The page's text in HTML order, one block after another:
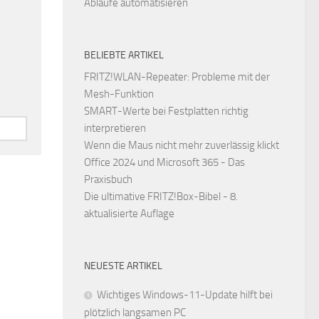
Abläufe automatisieren
BELIEBTE ARTIKEL
FRITZ!WLAN-Repeater: Probleme mit der
Mesh-Funktion
SMART-Werte bei Festplatten richtig
interpretieren
Wenn die Maus nicht mehr zuverlässig klickt
Office 2024 und Microsoft 365 - Das
Praxisbuch
Die ultimative FRITZ!Box-Bibel - 8.
aktualisierte Auflage
NEUESTE ARTIKEL
Wichtiges Windows-11-Update hilft bei
plötzlich langsamen PC